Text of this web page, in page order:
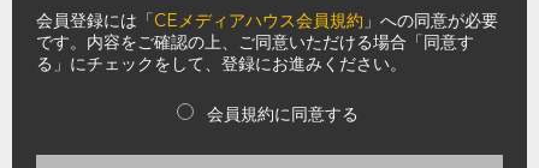
会員登録には「CEメディアハウス会員規約 」への同意が必要
です。内容をご確認の上、ご同意いただける場合「同意す
る」にチェックをして、登録にお進みください。
会員規約に同意する